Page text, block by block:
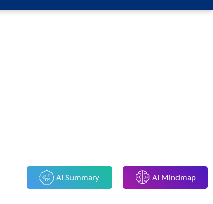
AI Summary AI Mindmap